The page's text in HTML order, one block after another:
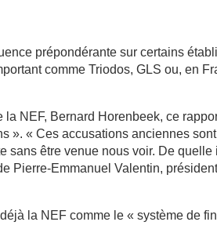
prépondérante sur certains
comme Triodos, GLS ou, en
NEF, Bernard Horenbeek, ce
». « Ces accusations anciennes
sans être venue nous voir. De
Pierre-Emmanuel Valentin,
la NEF comme le « système de